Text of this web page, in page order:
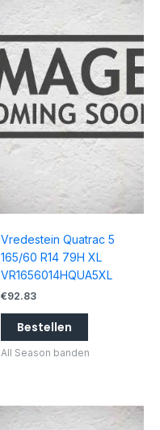
Vredestein Quatrac 5
165/60 R14 79H XL
VR1656014HQUA5XL
€92.83
Bestellen
All Season banden